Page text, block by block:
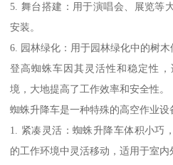
5. 舞台搭建：用于演唱会、展览等
安装。
6. 园林绿化：用于园林绿化中的树木
登高蜘蛛车因其灵活性和稳定性
境，大地提高了工作效率和安全性。
蜘蛛升降车是一种特殊的高空作业设
1. 紧凑灵活：蜘蛛升降车体积小巧
的工作环境中灵活移动，适用于室内